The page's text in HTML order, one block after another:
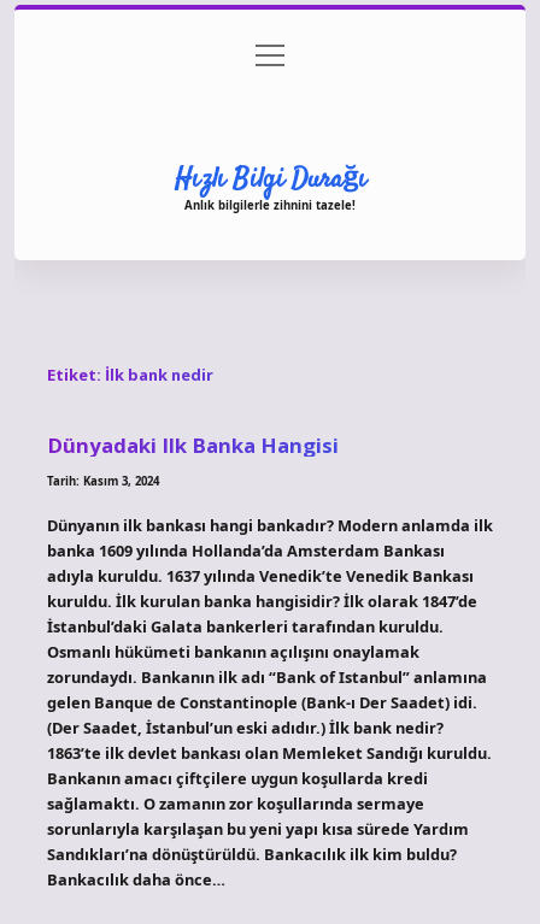
Gizlilik Politikası
menüyü
aç
Hızlı Bilgi Durağı
Anlık bilgilerle zihnini tazele!
Etiket: İlk bank nedir
Dünyadaki Ilk Banka Hangisi
Tarih: Kasım 3, 2024
Dünyanın ilk bankası hangi bankadır? Modern anlamda ilk
banka 1609 yılında Hollanda’da Amsterdam Bankası
adıyla kuruldu. 1637 yılında Venedik’te Venedik Bankası
kuruldu. İlk kurulan banka hangisidir? İlk olarak 1847’de
İstanbul’daki Galata bankerleri tarafından kuruldu.
Osmanlı hükümeti bankanın açılışını onaylamak
zorundaydı. Bankanın ilk adı “Bank of Istanbul” anlamına
gelen Banque de Constantinople (Bank-ı Der Saadet) idi.
(Der Saadet, İstanbul’un eski adıdır.) İlk bank nedir?
1863’te ilk devlet bankası olan Memleket Sandığı kuruldu.
Bankanın amacı çiftçilere uygun koşullarda kredi
sağlamaktı. O zamanın zor koşullarında sermaye
sorunlarıyla karşılaşan bu yeni yapı kısa sürede Yardım
Sandıkları’na dönüştürüldü. Bankacılık ilk kim buldu?
Bankacılık daha önce…